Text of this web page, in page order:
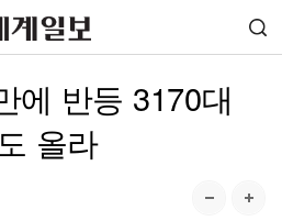
에 반등 3170대
올라